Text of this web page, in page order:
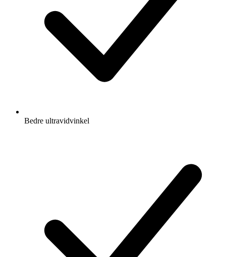
Bedre ultravidvinkel